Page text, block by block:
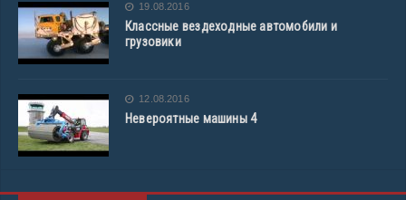
19.08.2016
Классные вездеходные автомобили и
грузовики
12.08.2016
Невероятные машины 4